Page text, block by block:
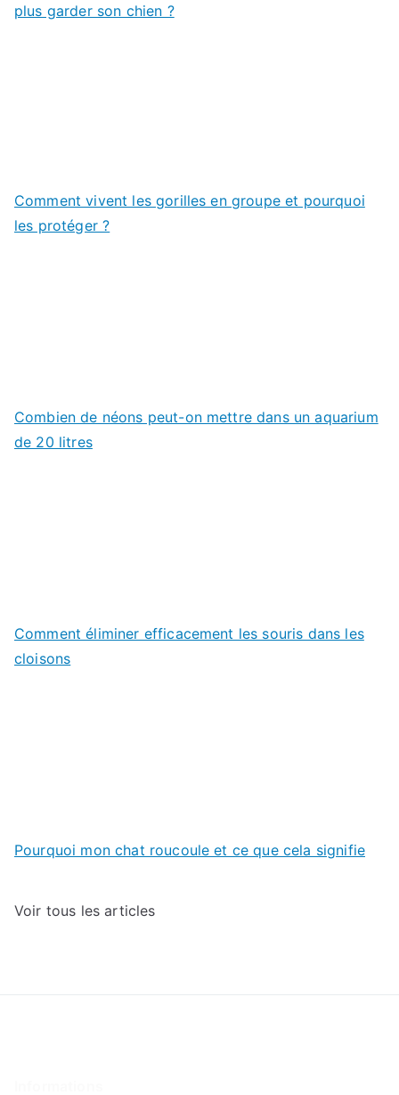
plus garder son chien ?
Comment vivent les gorilles en groupe et pourquoi
les protéger ?
Combien de néons peut-on mettre dans un aquarium
de 20 litres
Comment éliminer efficacement les souris dans les
cloisons
Pourquoi mon chat roucoule et ce que cela signifie
Voir tous les articles